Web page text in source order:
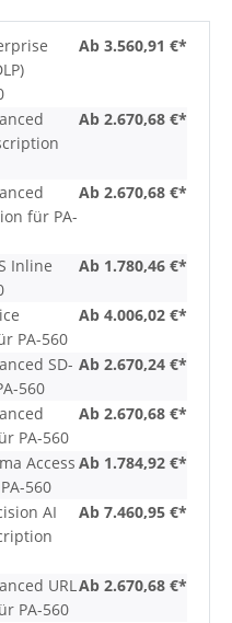
Ab 3.560,91 €*
Ab 2.670,68 €*
für PA-
Ab 2.670,68 €*
Inline
Ab 1.780,46 €*
PA-560
Ab 4.006,02 €*
SD-
560
Ab 2.670,24 €*
PA-560
Ab 2.670,68 €*
Access
560
Ab 1.784,92 €*
AI
Ab 7.460,95 €*
URL
PA-560
Ab 2.670,68 €*